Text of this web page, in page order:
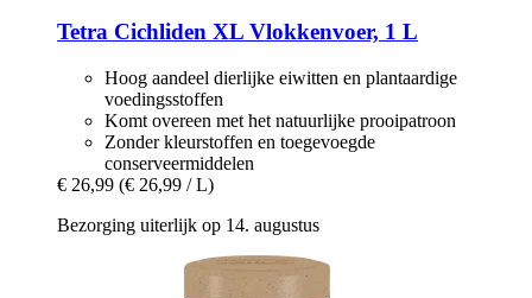
Tetra Cichliden XL Vlokkenvoer, 1 L
Hoog aandeel dierlijke eiwitten en plantaardige
voedingsstoffen
Komt overeen met het natuurlijke prooipatroon
Zonder kleurstoffen en toegevoegde
conserveermiddelen
€ 26,99 (€ 26,99 / L)
Bezorging uiterlijk op 14. augustus